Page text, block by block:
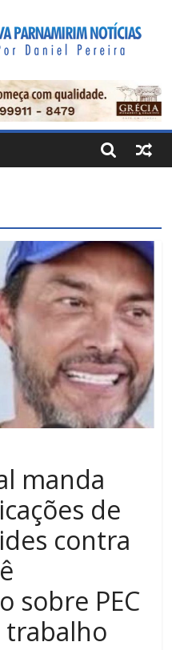
manda
de
contra
sobre PEC
trabalho